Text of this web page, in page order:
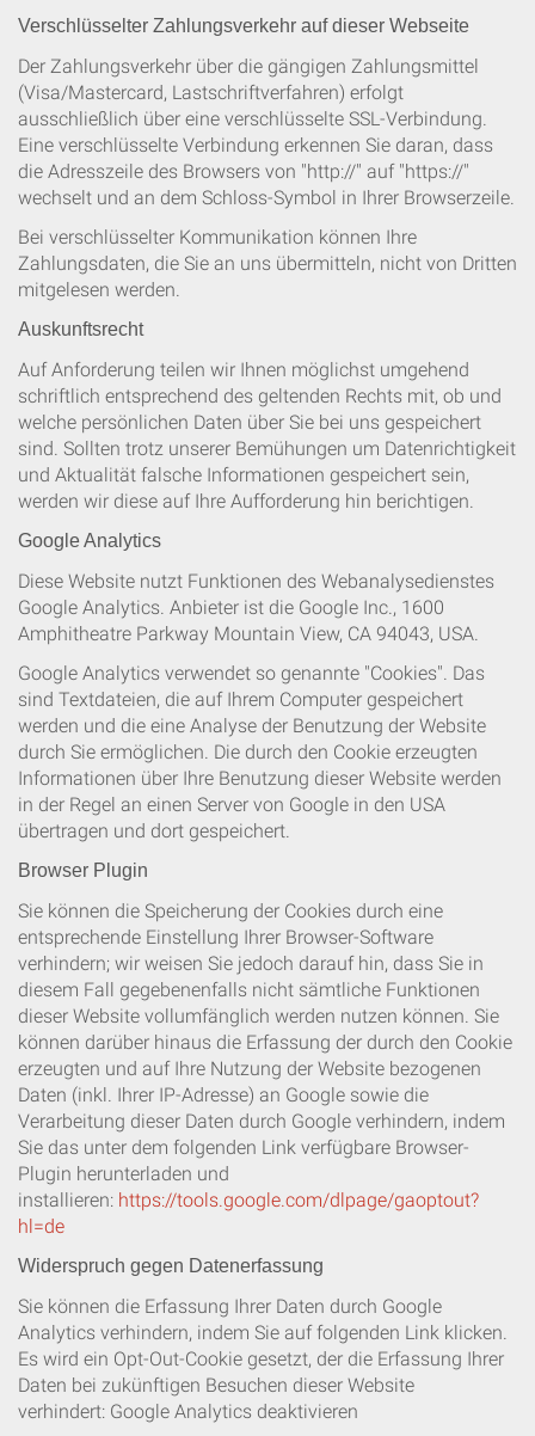
Verschlüsselter Zahlungsverkehr auf dieser Webseite
Der Zahlungsverkehr über die gängigen Zahlungsmittel
(Visa/Mastercard, Lastschriftverfahren) erfolgt
ausschließlich über eine verschlüsselte SSL-Verbindung.
Eine verschlüsselte Verbindung erkennen Sie daran, dass
die Adresszeile des Browsers von "http://" auf "https://"
wechselt und an dem Schloss-Symbol in Ihrer Browserzeile.
Bei verschlüsselter Kommunikation können Ihre
Zahlungsdaten, die Sie an uns übermitteln, nicht von Dritten
mitgelesen werden.
Auskunftsrecht
Auf Anforderung teilen wir Ihnen möglichst umgehend
schriftlich entsprechend des geltenden Rechts mit, ob und
welche persönlichen Daten über Sie bei uns gespeichert
sind. Sollten trotz unserer Bemühungen um Datenrichtigkeit
und Aktualität falsche Informationen gespeichert sein,
werden wir diese auf Ihre Aufforderung hin berichtigen.
Google Analytics
Diese Website nutzt Funktionen des Webanalysedienstes
Google Analytics. Anbieter ist die Google Inc., 1600
Amphitheatre Parkway Mountain View, CA 94043, USA.
Google Analytics verwendet so genannte "Cookies". Das
sind Textdateien, die auf Ihrem Computer gespeichert
werden und die eine Analyse der Benutzung der Website
durch Sie ermöglichen. Die durch den Cookie erzeugten
Informationen über Ihre Benutzung dieser Website werden
in der Regel an einen Server von Google in den USA
übertragen und dort gespeichert.
Browser Plugin
Sie können die Speicherung der Cookies durch eine
entsprechende Einstellung Ihrer Browser-Software
verhindern; wir weisen Sie jedoch darauf hin, dass Sie in
diesem Fall gegebenenfalls nicht sämtliche Funktionen
dieser Website vollumfänglich werden nutzen können. Sie
können darüber hinaus die Erfassung der durch den Cookie
erzeugten und auf Ihre Nutzung der Website bezogenen
Daten (inkl. Ihrer IP-Adresse) an Google sowie die
Verarbeitung dieser Daten durch Google verhindern, indem
Sie das unter dem folgenden Link verfügbare Browser-
Plugin herunterladen und
installieren: https://tools.google.com/dlpage/gaoptout?
hl=de
Widerspruch gegen Datenerfassung
Sie können die Erfassung Ihrer Daten durch Google
Analytics verhindern, indem Sie auf folgenden Link klicken.
Es wird ein Opt-Out-Cookie gesetzt, der die Erfassung Ihrer
Daten bei zukünftigen Besuchen dieser Website
verhindert: Google Analytics deaktivieren